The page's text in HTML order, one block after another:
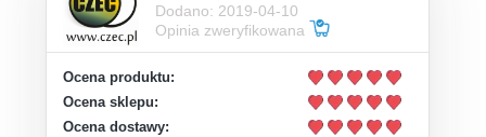
Dodano: 2019-04-10
Opinia zweryfikowana
Ocena produktu:
Ocena sklepu:
Ocena dostawy: